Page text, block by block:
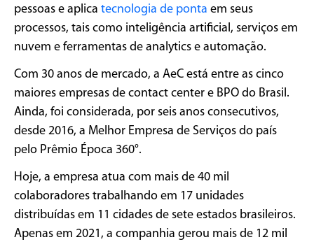
pessoas e aplicatecnologia de ponta em seus
processos, tais como inteligência artificial, serviços em
nuvem e ferramentas de analytics e automação.
Com 30 anos de mercado, a AeC está entre as cinco
maiores empresas de contact center e BPO do Brasil.
Ainda, foi considerada, por seis anos consecutivos,
desde 2016, a Melhor Empresa de Serviços do país
pelo Prêmio Época 360°.
Hoje, a empresa atua com mais de 40 mil
colaboradores trabalhando em 17 unidades
distribuídas em 11 cidades de sete estados brasileiros.
Apenas em 2021, a companhia gerou mais de 12 mil